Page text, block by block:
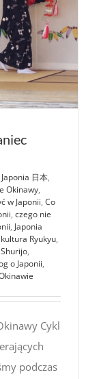
Japonia 日本,
Okinawy,
w Japonii, Co
, czego nie
, Japonia
kultura Ryukyu,
Shurijo,
o Japonii,
Cykl
podczas